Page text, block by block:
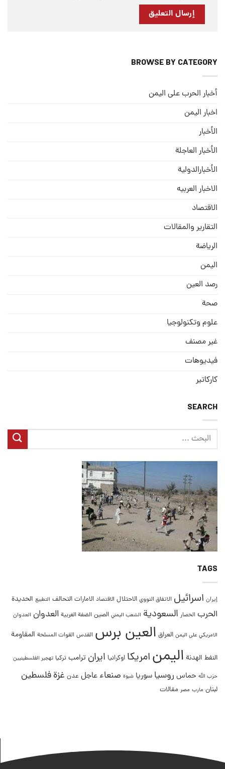
BROWSE BY CATEGORY
أخبار الحرب على اليمن
اخبار اليمن
الأخبار
الأخبار العاجلة
الأخبارالدولية
الاخبار العربيه
الاقتصاد
التقارير والمقالات
الریاضة
الیمن
رصد العین
صحة
علوم وتكنولوجيا
غير مصنف
فيديوهات
كاركاتير
SEARCH
TAGS
إيران اسرائيل الاتفاق النووي الاحتلال الاقتصاد الامارات التحالف التطبيع الحديدة
الحرب الحصار السعودية الشعب اليمني الصين الضفة الغربية العدوان العدوان
الامريكي على اليمن العراق العين برس القدس القوات المسلحة المقاومة
النفط الهدنة اليمنامريكا اوكرانيا ايران ترامب تركيا تهجير الفلسطينيين
حزب الله حماس روسيا سوريا شبوة صنعاء عاجل عدن غزةفلسطين
لبنان مارب مصر مقالات